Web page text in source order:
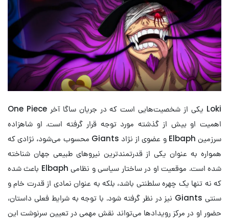
Loki یکی از شخصیت‌هایی است که در جریان ساگا آخر One Piece
اهمیت او بیش از گذشته مورد توجه قرار گرفته است. او شاهزاده
سرزمین Elbaph و عضوی از نژاد Giants محسوب می‌شود، نژادی که
همواره به عنوان یکی از قدرتمندترین نیروهای طبیعی جهان شناخته
شده است. موقعیت او در ساختار سیاسی و نظامی Elbaph باعث شده
که نه تنها یک چهره سلطنتی باشد، بلکه به عنوان نمادی از قدرت خام و
سنتی Giants نیز در نظر گرفته شود. با توجه به شرایط فعلی داستان،
حضور او در مرکز رویدادها می‌تواند نقش مهمی در تعیین سرنوشت این